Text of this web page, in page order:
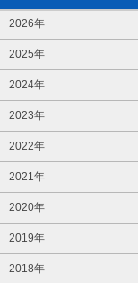
2026年
2025年
2024年
2023年
2022年
2021年
2020年
2019年
2018年